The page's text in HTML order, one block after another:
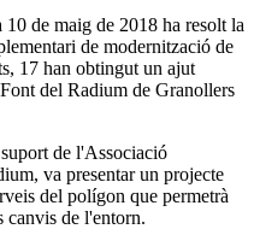
de maig de 2018 ha resolt la
de modernització de
17 han obtingut un ajut
del Radium de Granollers
de l'Associació
va presentar un projecte
del polígon que permetrà
canvis de l'entorn.